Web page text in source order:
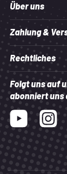
Über uns
Zahlung &
Rechtliches
Folgt uns auf
abonniert uns
Youtube